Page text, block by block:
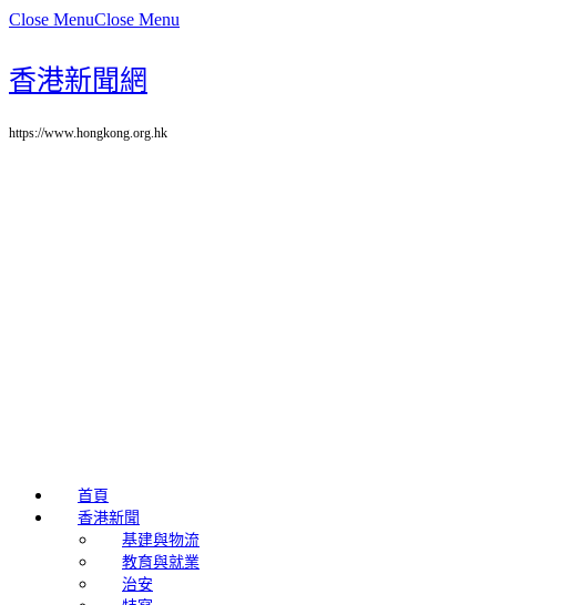
Close MenuClose Menu
香港新聞網
https://www.hongkong.org.hk
首頁
香港新聞
基建與物流
教育與就業
治安